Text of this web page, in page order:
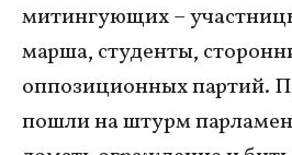
митингующих –
марша, студенты,
оппозиционных партий.
пошли на штурм